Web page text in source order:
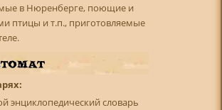
в Нюренберге, поющие и
птицы и т.п., приготовляемые
энциклопедический словарь